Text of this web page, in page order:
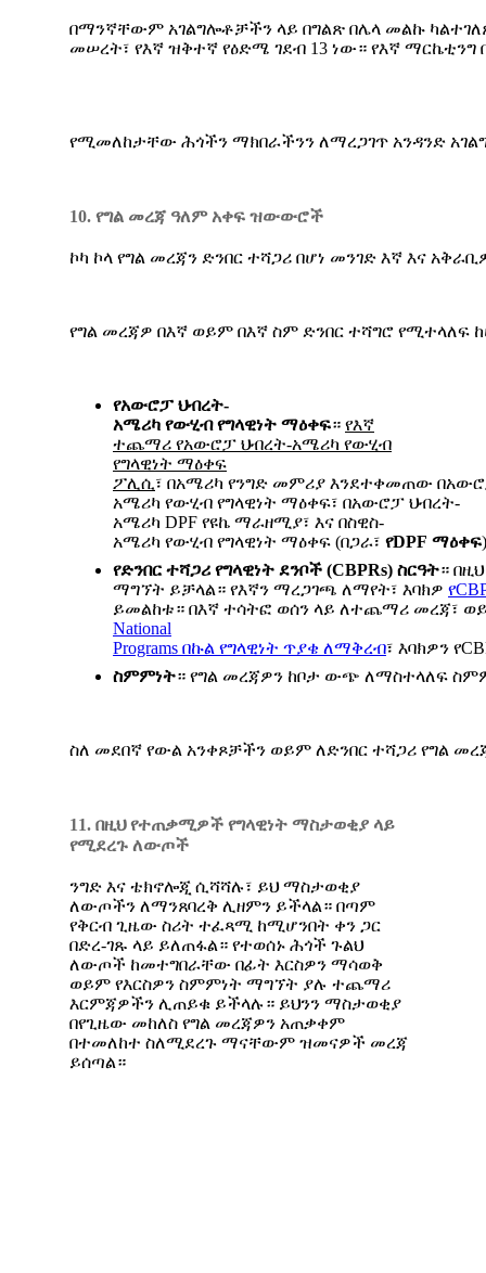
በማንኛቸውም አገልግሎቶቻችን ላይ በግልጽ በሌላ መልኩ
መሠረት፣ የእኛ ዝቅተኛ የዕድሜ ገደብ 13 ነው። የእኛ
የሚመለከታቸው ሕጎችን ማክበራችንን ለማረጋገጥ አንዳንድ
10. የግል መረጃ ዓለም አቀፍ ዝውውሮች
ኮካ ኮላ የግል መረጃን ድንበር ተሻጋሪ በሆነ መንገድ እኛ እና
የግል መረጃዎ በእኛ ወይም በእኛ ስም ድንበር ተሻግሮ
የአውሮፓ ህብረት-
አሜሪካ የውሂብ የግላዊነት ማዕቀፍ። የእኛ
ተጨማሪ የአውሮፓ ህብረት-አሜሪካ የውሂብ
የግላዊነት ማዕቀፍ
ፖሊሲ፣ በአሜሪካ የንግድ መምሪያ እንደተቀመጠው
አሜሪካ የውሂብ የግላዊነት ማዕቀፍ፣ በአውሮፓ ህብረት-
አሜሪካ DPF የዩኬ ማራዘሚያ፣ እና በስዊስ-
አሜሪካ የውሂብ የግላዊነት ማዕቀፍ (በጋራ፣ የDPF ማዕቀፍ
የድንበር ተሻጋሪ የግላዊነት ደንቦች (CBPRs) ስርዓት።
ማግኘት ይቻላል። የእኛን ማረጋገጫ ለማየት፣ እባክዎ የ
ይመልከቱ። በእኛ ተሳትፎ ወሰን ላይ ለተጨማሪ መረጃ፣
National
Programs በኩል የግላዊነት ጥያቄ ለማቅረብ፣ እባክዎን
ስምምነት። የግል መረጃዎን ከቦታ ውጭ ለማስተላለፍ
ስለ መደበኛ የውል አንቀጾቻችን ወይም ለድንበር ተሻጋሪ የግል
11. በዚህ የተጠቃሚዎች የግላዊነት ማስታወቂያ ላይ
የሚደረጉ ለውጦች
ንግድ እና ቴክኖሎጂ ሲሻሻሉ፣ ይህ ማስታወቂያ
ለውጦችን ለማንጸባረቅ ሊዘምን ይችላል። በጣም
የቅርብ ጊዜው ስሪት ተፈጻሚ ከሚሆንበት ቀን ጋር
በድረ-ገጹ ላይ ይለጠፋል። የተወሰኑ ሕጎች ጉልህ
ለውጦች ከመተግበራቸው በፊት እርስዎን ማሳወቅ
ወይም የእርስዎን ስምምነት ማግኘት ያሉ ተጨማሪ
እርምጃዎችን ሊጠይቁ ይችላሉ። ይህንን ማስታወቂያ
በየጊዜው መከለስ የግል መረጃዎን አጠቃቀም
በተመለከተ ስለሚደረጉ ማናቸውም ዝመናዎች መረጃ
ይሰጣል።